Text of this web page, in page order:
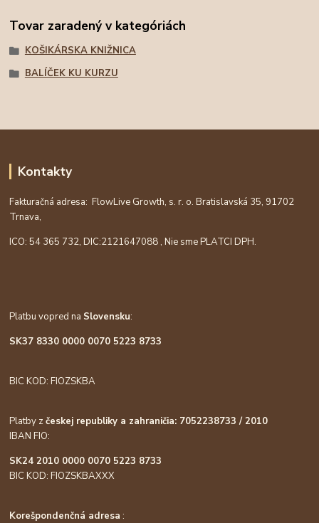
Tovar zaradený v kategóriách
KOŠIKÁRSKA KNIŽNICA
BALÍČEK KU KURZU
Kontakty
Fakturačná adresa: FlowLive Growth, s. r. o. Bratislavská 35, 91702
Trnava,
ICO: 54 365 732, DIC:2121647088 , Nie sme PLATCI DPH.
Platbu vopred na Slovensku:
SK37 8330 0000 0070 5223 8733
BIC KOD: FIOZSKBA
Platby zčeskej republiky a zahraničia: 7052238733 / 2010
IBAN FIO:
SK24 2010 0000 0070 5223 8733
BIC KOD: FIOZSKBAXXX
Korešpondenčná adresa :